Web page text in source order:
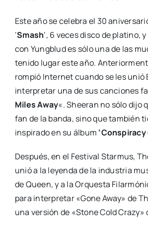
Este año se celebra el 30
‘Smash‘, 6 veces disco de platino,
con Yungblud es sólo una de las
tenido lugar este año.
rompió Internet cuando se les unió
interpretar una de sus canciones
Miles Away«. Sheeran no sólo dijo
fan de la banda, sino que también
inspirado en su álbum ‘Conspiracy
Después, en el Festival Starmus,
unió a la leyenda de la industria
de Queen, y a la Orquesta
para interpretar «Gone Away» de
una versión de «Stone Cold Crazy»